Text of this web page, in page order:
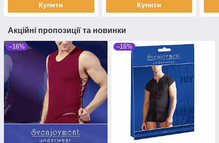
Купити Купити
Акційні пропозиції та новинки
–16% –16%